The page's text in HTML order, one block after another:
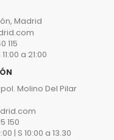
Madrid
115
a 21:00
Molino Del Pilar
150
| S 10:00 a 13.30